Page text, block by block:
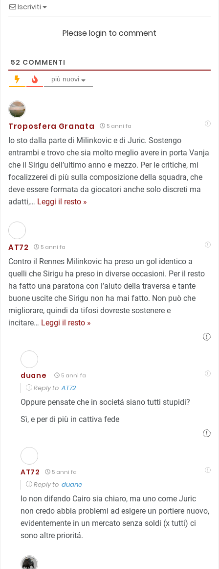
Iscriviti
Please login to comment
52 COMMENTI
più nuovi
Troposfera Granata 5 anni fa
Io sto dalla parte di Milinkovic e di Juric. Sostengo
entrambi e trovo che sia molto meglio avere in porta Vanja
che il Sirigu dell’ultimo anno e mezzo. Per le critiche, mi
focalizzerei di più sulla composizione della squadra, che
deve essere formata da giocatori anche solo discreti ma
adatti,… Leggi il resto »
AT72 5 anni fa
Contro il Rennes Milinkovic ha preso un gol identico a
quelli che Sirigu ha preso in diverse occasioni. Per il resto
ha fatto una paratona con l’aiuto della traversa e tante
buone uscite che Sirigu non ha mai fatto. Non può che
migliorare, quindi da tifosi dovreste sostenere e
incitare… Leggi il resto »
duane 5 anni fa
Reply toAT72
Oppure pensate che in societá siano tutti stupidi?
Sì, e per di più in cattiva fede
AT72 5 anni fa
Reply to duane
Io non difendo Cairo sia chiaro, ma uno come Juric
non credo abbia problemi ad esigere un portiere nuovo,
evidentemente in un mercato senza soldi (x tutti) ci
sono altre prioritá.